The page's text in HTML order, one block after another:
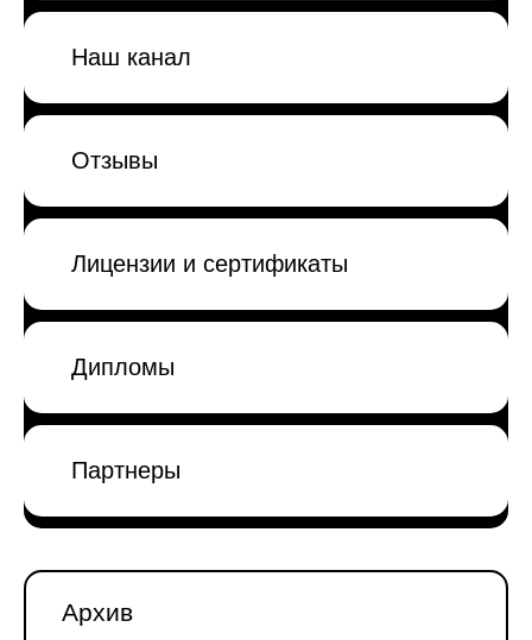
Наш канал
Отзывы
Лицензии и сертификаты
Дипломы
Партнеры
Архив